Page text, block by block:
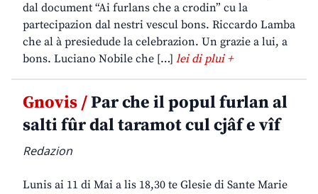
dal document “Ai furlans che a crodin” cu la
partecipazion dal nestri vescul bons. Riccardo Lamba
che al à presiedude la celebrazion. Un grazie a lui, a
bons. Luciano Nobile che […] lei di plui +
Gnovis /Par che il popul furlan al
salti fûr dal taramot cul cjâf e vîf
Redazion
Lunis ai 11 di Mai a lis 18,30 te Glesie di Sante Marie